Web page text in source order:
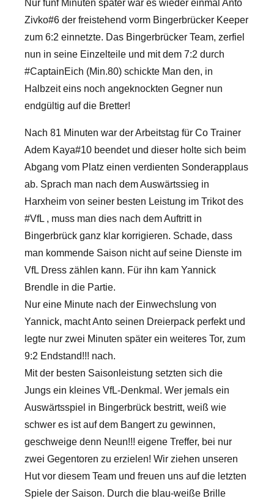
Nur fünf Minuten später war es wieder einmal Anto
Zivko#6 der freistehend vorm Bingerbrücker Keeper
zum 6:2 einnetzte. Das Bingerbrücker Team, zerfiel
nun in seine Einzelteile und mit dem 7:2 durch
#CaptainEich (Min.80) schickte Man den, in
Halbzeit eins noch angeknockten Gegner nun
endgültig auf die Bretter!
Nach 81 Minuten war der Arbeitstag für Co Trainer
Adem Kaya#10 beendet und dieser holte sich beim
Abgang vom Platz einen verdienten Sonderapplaus
ab. Sprach man nach dem Auswärtssieg in
Harxheim von seiner besten Leistung im Trikot des
#VfL , muss man dies nach dem Auftritt in
Bingerbrück ganz klar korrigieren. Schade, dass
man kommende Saison nicht auf seine Dienste im
VfL Dress zählen kann. Für ihn kam Yannick
Brendle in die Partie.
Nur eine Minute nach der Einwechslung von
Yannick, macht Anto seinen Dreierpack perfekt und
legte nur zwei Minuten später ein weiteres Tor, zum
9:2 Endstand!!! nach.
Mit der besten Saisonleistung setzten sich die
Jungs ein kleines VfL-Denkmal. Wer jemals ein
Auswärtsspiel in Bingerbrück bestritt, weiß wie
schwer es ist auf dem Bangert zu gewinnen,
geschweige denn Neun!!! eigene Treffer, bei nur
zwei Gegentoren zu erzielen! Wir ziehen unseren
Hut vor diesem Team und freuen uns auf die letzten
Spiele der Saison. Durch die blau-weiße Brille